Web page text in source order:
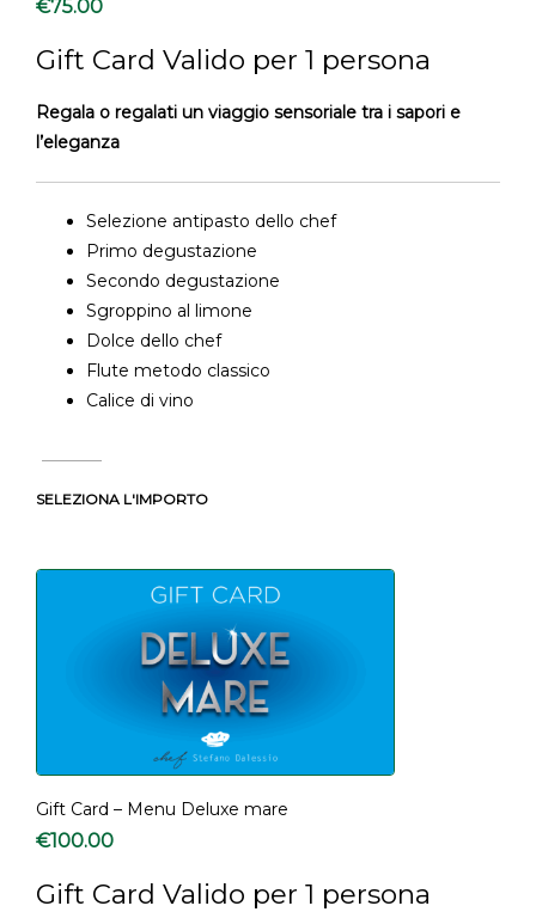
€75.00
Gift Card Valido per 1 persona
Regala o regalati un viaggio sensoriale tra i sapori e
l’eleganza
Selezione antipasto dello chef
Primo degustazione
Secondo degustazione
Sgroppino al limone
Dolce dello chef
Flute metodo classico
Calice di vino
SELEZIONA L'IMPORTO
Gift Card – Menu Deluxe mare
€100.00
Gift Card Valido per 1 persona